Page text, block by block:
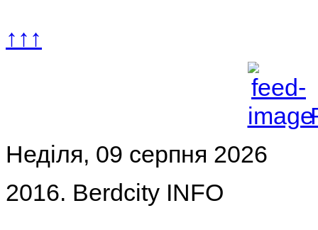
↑↑↑
Неділя, 09 серпня 2026
2016. Berdcity INFO